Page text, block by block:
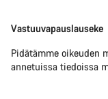
Vastuuvapauslauseke
Pidätämme oikeuden
annetuissa tiedoissa